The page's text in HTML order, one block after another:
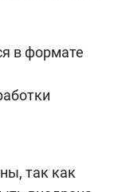
в формате
так как